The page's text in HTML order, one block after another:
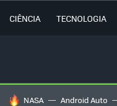
CIÊNCIA TECNOLOGIA
TENDÊNCIAS DO DIA
NASA Android Auto